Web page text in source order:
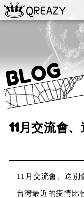
BLOG
11月交流會
11月交流會、送別
台灣最近的疫情比